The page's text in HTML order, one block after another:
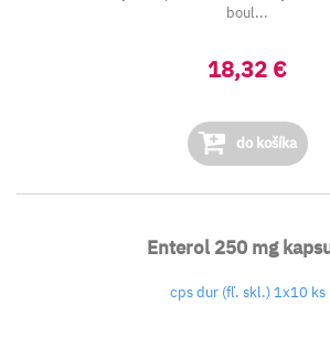
boul...
18,32 €
do košíka
Enterol 250 mg
cps dur (fľ. skl.) 1x10 ks